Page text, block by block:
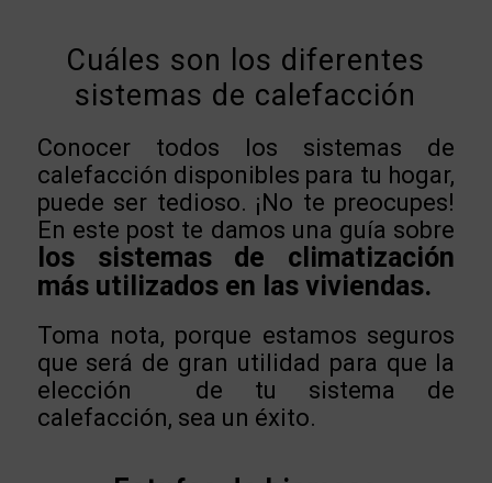
Cuáles son los diferentes
sistemas de calefacción
Conocer todos los sistemas de
calefacción disponibles para tu hogar,
puede ser tedioso. ¡No te preocupes!
En este post te damos una guía sobre
los sistemas de climatización
más utilizados en las viviendas.
Toma nota, porque estamos seguros
que será de gran utilidad para que la
elección de tu sistema de
calefacción, sea un éxito.